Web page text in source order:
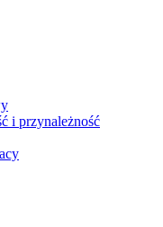
i przynależność